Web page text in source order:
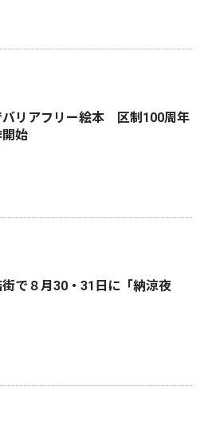
バリアフリー絵本 区制100周年
始
で８月30・31日に「納涼夜